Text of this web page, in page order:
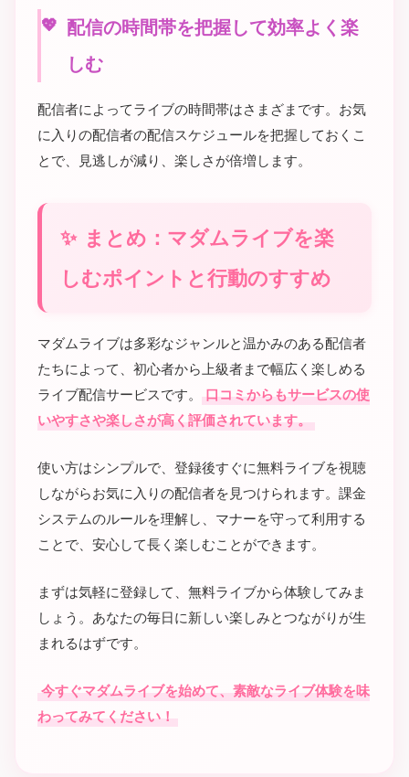
配信の時間帯を把握して効率よく楽
しむ
配信者によってライブの時間帯はさまざまです。お気
に入りの配信者の配信スケジュールを把握しておくこ
とで、見逃しが減り、楽しさが倍増します。
まとめ：マダムライブを楽
しむポイントと行動のすすめ
マダムライブは多彩なジャンルと温かみのある配信者
たちによって、初心者から上級者まで幅広く楽しめる
ライブ配信サービスです。
口コミからもサービスの使
いやすさや楽しさが高く評価されています。
使い方はシンプルで、登録後すぐに無料ライブを視聴
しながらお気に入りの配信者を見つけられます。課金
システムのルールを理解し、マナーを守って利用する
ことで、安心して長く楽しむことができます。
まずは気軽に登録して、無料ライブから体験してみま
しょう。あなたの毎日に新しい楽しみとつながりが生
まれるはずです。
今すぐマダムライブを始めて、素敵なライブ体験を味
わってみてください！